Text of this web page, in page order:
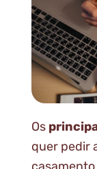
Os
quer pedir